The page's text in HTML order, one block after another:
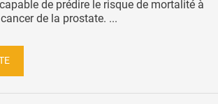
de prédire le risque de mortalité à
de la prostate. ...